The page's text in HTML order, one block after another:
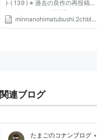
ト( 139 ) ※ 過去の良作の再投稿で
す。 ピックアップ希望のSSがあ
る場合は下記リンクからお願いし
minnanohimatubushi.2chblog.jp
関連ブログ
たまごのコナンブログ •